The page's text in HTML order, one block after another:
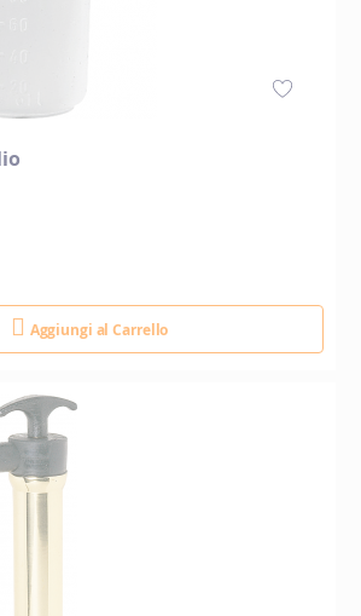
Aggiungi al Carrello